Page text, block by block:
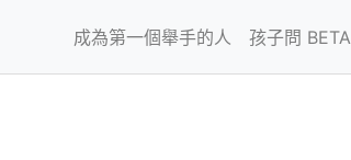
成為第一個舉手的人 孩子問 BETA